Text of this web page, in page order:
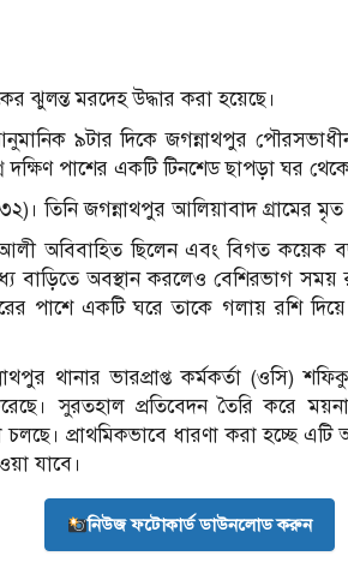
ঝুলন্ত মরদেহ উদ্ধার করা হয়েছে।
৯টার দিকে জগন্নাথপুর পৌরসভাধীন
দক্ষিণ পাশের একটি টিনশেড ছাপড়া ঘর
তিনি জগন্নাথপুর আলিয়াবাদ গ্রামের
অবিবাহিত ছিলেন এবং বিগত কয়েক
বাড়িতে অবস্থান করলেও বেশিরভাগ সময়
পাশে একটি ঘরে তাকে গলায় রশি
থানার ভারপ্রাপ্ত কর্মকর্তা (ওসি)
সুরতহাল প্রতিবেদন তৈরি করে
চলছে। প্রাথমিকভাবে ধারণা করা হচ্ছে
যাবে।
নিউজ ফটোকার্ড ডাউনলোড করুন